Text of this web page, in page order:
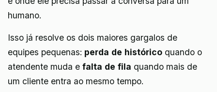
humano.
Isso já resolve os dois maiores gargalos de
equipes pequenas: perda de histórico quando o
atendente muda e falta de fila quando mais de
um cliente entra ao mesmo tempo.